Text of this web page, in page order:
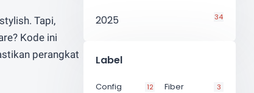
Tapi,
Kode ini
perangkat
2025
34
Label
Config 12 Fiber 3